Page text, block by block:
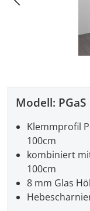
Modell: PGaS
Klemmprofil
100cm
kombiniert
100cm
8 mm Glas